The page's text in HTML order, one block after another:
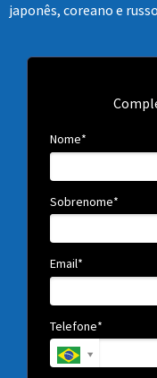
japonês, coreano e
Nome*
Sobrenome*
Email*
Telefone*